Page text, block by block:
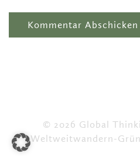
© 2026 Global
Weltweitwandern-